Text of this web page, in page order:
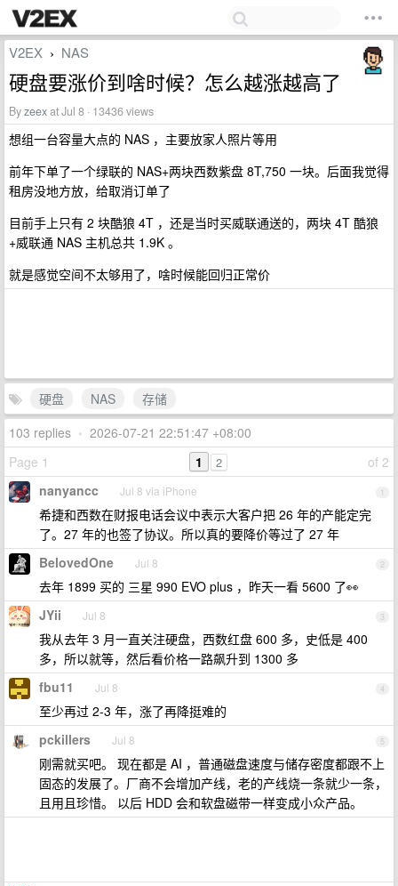
V2EX › NAS
硬盘要涨价到啥时候？怎么越涨越高了
Byzeexat Jul 8 · 13436 views
想组一台容量大点的 NAS ，主要放家人照片等用
前年下单了一个绿联的 NAS+两块西数紫盘 8T,750 一块。后面我觉得
租房没地方放，给取消订单了
目前手上只有 2 块酷狼 4T ，还是当时买威联通送的，两块 4T 酷狼
+威联通 NAS 主机总共 1.9K 。
就是感觉空间不太够用了，啥时候能回归正常价
硬盘 NAS
存储
103 replies • 2026-07-21 22:51:47 +08:00
Page 1
of 2
1 2
1
nanyancc Jul 8 via iPhone
希捷和西数在财报电话会议中表示大客户把 26 年的产能定完
了。27 年的也签了协议。所以真的要降价等过了 27 年
2
BelovedOne Jul 8
去年 1899 买的 三星 990 EVO plus ，昨天一看 5600 了👀
3
JYii Jul 8
我从去年 3 月一直关注硬盘，西数红盘 600 多，史低是 400
多，所以就等，然后看价格一路飙升到 1300 多
4
fbu11 Jul 8
至少再过 2-3 年，涨了再降挺难的
5
pckillers Jul 8
刚需就买吧。 现在都是 AI ，普通磁盘速度与储存密度都跟不上
固态的发展了。厂商不会增加产线，老的产线烧一条就少一条，
且用且珍惜。 以后 HDD 会和软盘磁带一样变成小众产品。